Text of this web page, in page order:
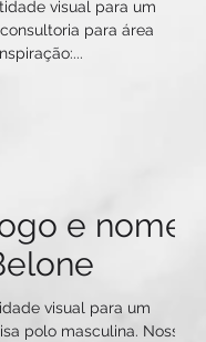
visual para um
para área
e nome
visual para um
polo masculina. Nossa